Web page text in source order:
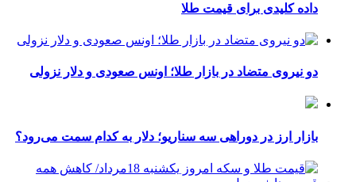
داده کلیدی برای قیمت طلا
دو نیروی متضاد در بازار طلا؛ اونس صعودی و دلار نزولی
بازار ارز در دوراهی سه سناریو؛ دلار به کدام سمت می‌رود؟